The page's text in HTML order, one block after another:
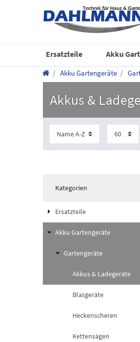
Ersatzteile Akku
Akku Gartengeräte
Akkus &
Kategorien
Ersatzteile
Akku Gartengeräte
Gartengeräte
Akkus & Ladegeräte
Blasgeräte
Heckenscheren
Kettensägen